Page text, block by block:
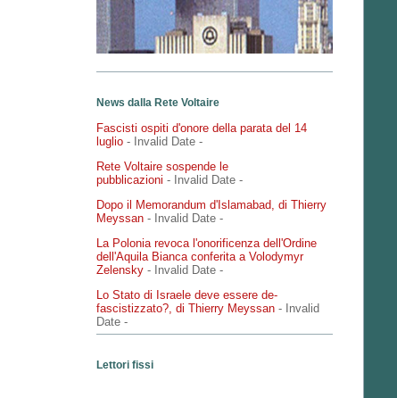
News dalla Rete Voltaire
Fascisti ospiti d'onore della parata del 14
luglio - Invalid Date -
Rete Voltaire sospende le
pubblicazioni - Invalid Date -
Dopo il Memorandum d'Islamabad, di Thierry
Meyssan - Invalid Date -
La Polonia revoca l'onorificenza dell'Ordine
dell'Aquila Bianca conferita a Volodymyr
Zelensky - Invalid Date -
Lo Stato di Israele deve essere de-
fascistizzato?, di Thierry Meyssan - Invalid
Date -
Lettori fissi